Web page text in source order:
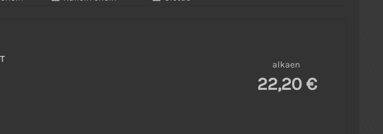
alkaen
22,20 €